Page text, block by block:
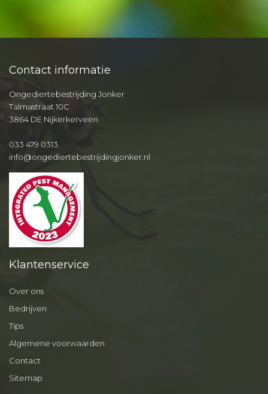
Contact informatie
Ongediertebestrijding Jonker
Talmastraat 10C
3864 DE Nijkerkerveen
033 479 0313
info@ongediertebestrijdingjonker.nl
Klantenservice
Over ons
Bedrijven
Tips
Algemene voorwaarden
Contact
Sitemap